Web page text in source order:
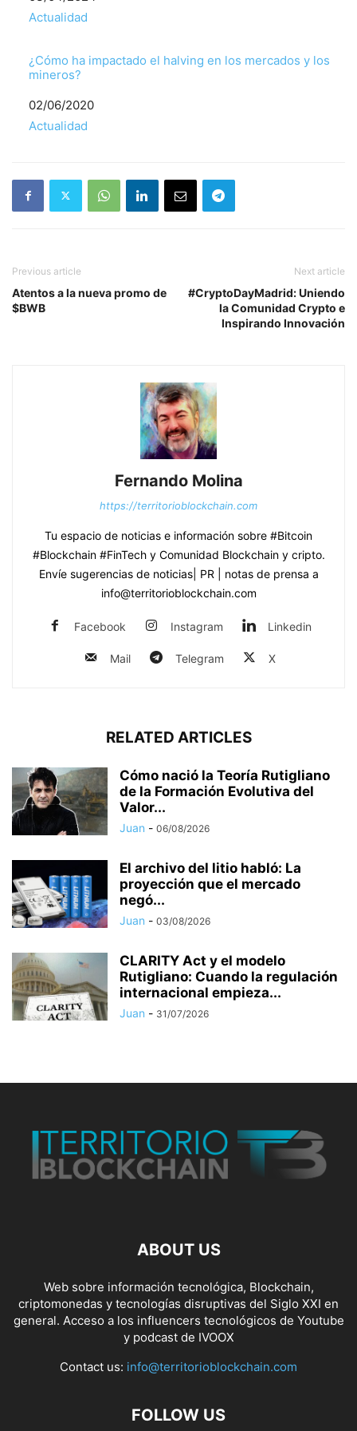
Respecto a
Actualidad
¿Cómo ha impactado el halving en los mercados y los
mineros?
Fecha
02/06/2020
Respecto a
Actualidad
Previous article
Atentos a la nueva promo de
$BWB
Next article
#CryptoDayMadrid: Uniendo
la Comunidad Crypto e
Inspirando Innovación
Fernando Molina
https://territorioblockchain.com
Tu espacio de noticias e información sobre #Bitcoin
#Blockchain #FinTech y Comunidad Blockchain y cripto.
Envíe sugerencias de noticias| PR | notas de prensa a
info@territorioblockchain.com
Facebook Instagram Linkedin
Mail Telegram X
RELATED ARTICLES
Cómo nació la Teoría Rutigliano
de la Formación Evolutiva del
Valor...
Juan - 06/08/2026
El archivo del litio habló: La
proyección que el mercado
negó...
Juan - 03/08/2026
CLARITY Act y el modelo
Rutigliano: Cuando la regulación
internacional empieza...
Juan - 31/07/2026
ABOUT US
Web sobre información tecnológica, Blockchain,
criptomonedas y tecnologías disruptivas del Siglo XXI en
general. Acceso a los influencers tecnológicos de Youtube
y podcast de IVOOX
Contact us: info@territorioblockchain.com
FOLLOW US